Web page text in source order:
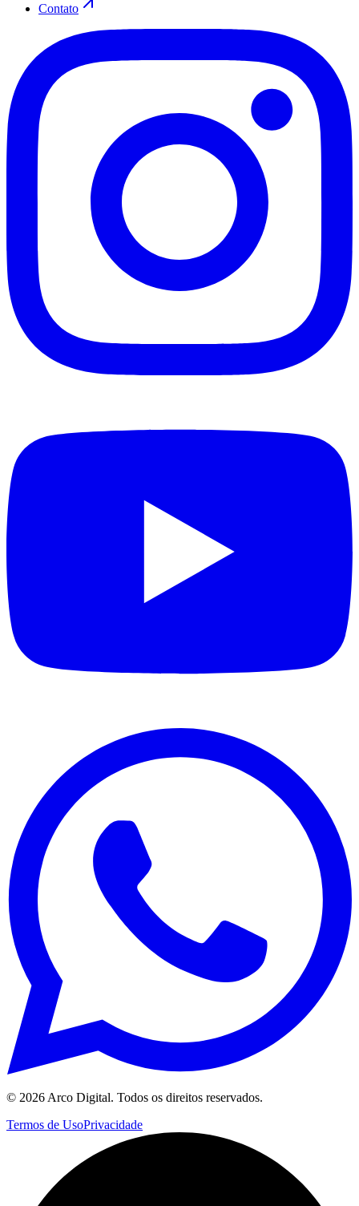
Contato
© 2026 Arco Digital. Todos os direitos reservados.
Termos de UsoPrivacidade